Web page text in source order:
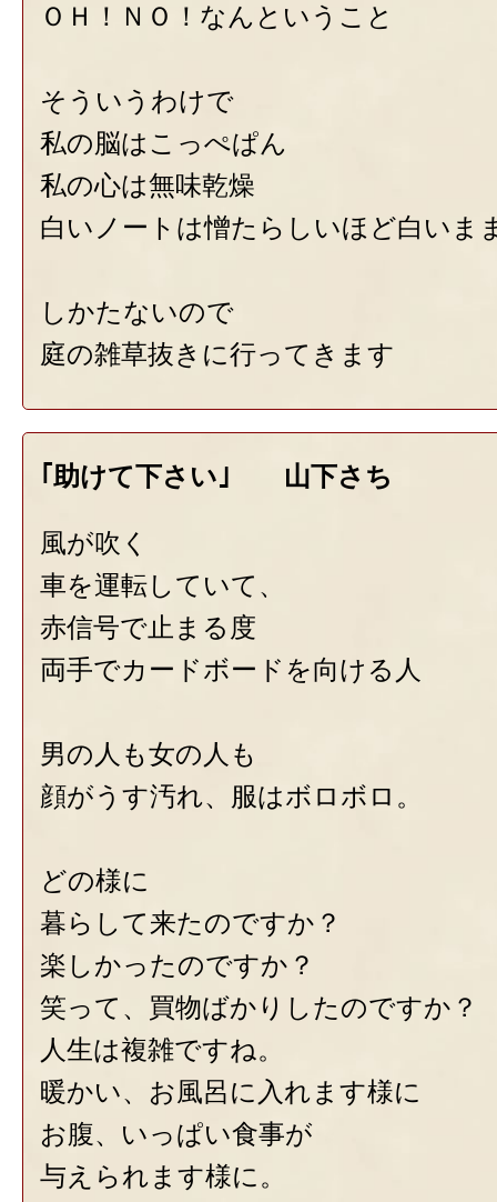
ＯＨ！ＮＯ！なんということ
そういうわけで
私の脳はこっぺぱん
私の心は無味乾燥
白いノートは憎たらしいほど白いま
しかたないので
庭の雑草抜きに行ってきます
｢助けて下さい｣ 山下さち
風が吹く
車を運転していて、
赤信号で止まる度
両手でカードボードを向ける人
男の人も女の人も
顔がうす汚れ、服はボロボロ。
どの様に
暮らして来たのですか？
楽しかったのですか？
笑って、買物ばかりしたのですか？
人生は複雑ですね。
暖かい、お風呂に入れます様に
お腹、いっぱい食事が
与えられます様に。